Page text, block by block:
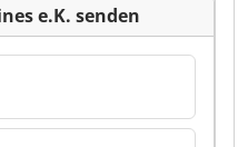
e.K. senden